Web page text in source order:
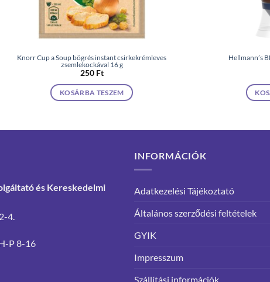
Knorr Cup a Soup bögrés instant csirkekrémleves
zsemlekockával 16 g
250 Ft
KOSÁRBA TESZEM
Hellmann’s
és Kereskedelmi
4.
P 8-16
INFORMÁCIÓK
Adatkezelési Tájékoztató
Általános szerződési feltételek
GYIK
Impresszum
Szállítási információk